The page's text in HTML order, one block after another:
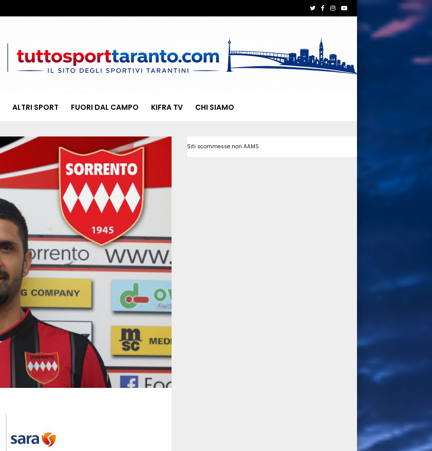
ALTRI SPORT FUORI DAL CAMPO KIFRA TV CHI SIAMO
Siti scommesse non AAMS